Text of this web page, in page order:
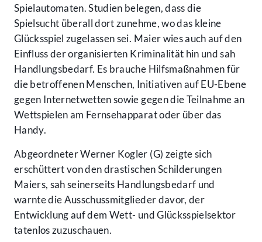
Spielautomaten. Studien belegen, dass die
Spielsucht überall dort zunehme, wo das kleine
Glücksspiel zugelassen sei. Maier wies auch auf den
Einfluss der organisierten Kriminalität hin und sah
Handlungsbedarf. Es brauche Hilfsmaßnahmen für
die betroffenen Menschen, Initiativen auf EU-Ebene
gegen Internetwetten sowie gegen die Teilnahme an
Wettspielen am Fernsehapparat oder über das
Handy.
Abgeordneter Werner Kogler (G) zeigte sich
erschüttert von den drastischen Schilderungen
Maiers, sah seinerseits Handlungsbedarf und
warnte die Ausschussmitglieder davor, der
Entwicklung auf dem Wett- und Glücksspielsektor
tatenlos zuzuschauen.